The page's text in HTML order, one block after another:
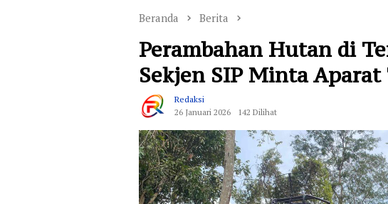
Beranda Berita
Perambahan Hutan di
Sekjen SIP Minta
Redaksi
26 Januari 2026
142 Dilihat